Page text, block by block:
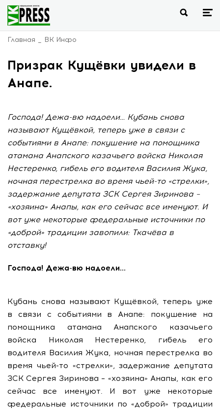
Главная ВК Инфо
Призрак Кущёвки увидели в
Анапе.
Господа! Дежа-вю надоели… Кубань снова
называют Кущёвкой, теперь уже в связи с
событиями в Анапе: покушение на помощника
атамана Анапского казачьего войска Николая
Нестеренко, гибель его водителя Василия Жука,
ночная перестрелка во время чьей-то «стрелки»,
задержание депутата ЗСК Сергея Зиринова –
«хозяина» Анапы, как его сейчас все именуют. И
вот уже некоторые федеральные источники по
«доброй» традиции завопили: Ткачёва в
отставку!
Господа! Дежа-вю надоели…
Кубань снова называют Кущёвкой, теперь уже
в связи с событиями в Анапе: покушение на
помощника атамана Анапского казачьего
войска Николая Нестеренко, гибель его
водителя Василия Жука, ночная перестрелка во
время чьей-то «стрелки», задержание депутата
ЗСК Сергея Зиринова – «хозяина» Анапы, как его
сейчас все именуют. И вот уже некоторые
федеральные источники по «доброй» традиции